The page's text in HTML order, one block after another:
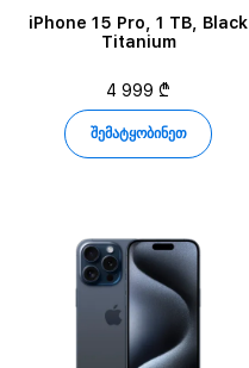
iPhone 15 Pro, 1 TB, Black
Titanium
4 999 ₾
შემატყობინეთ